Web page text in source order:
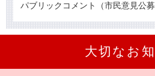
大切なお
パブリックコメント（市民意見公募